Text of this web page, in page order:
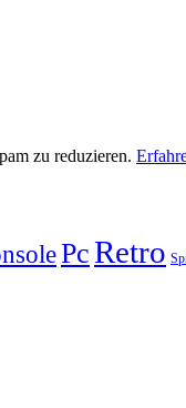
zu reduzieren.
PcRetro